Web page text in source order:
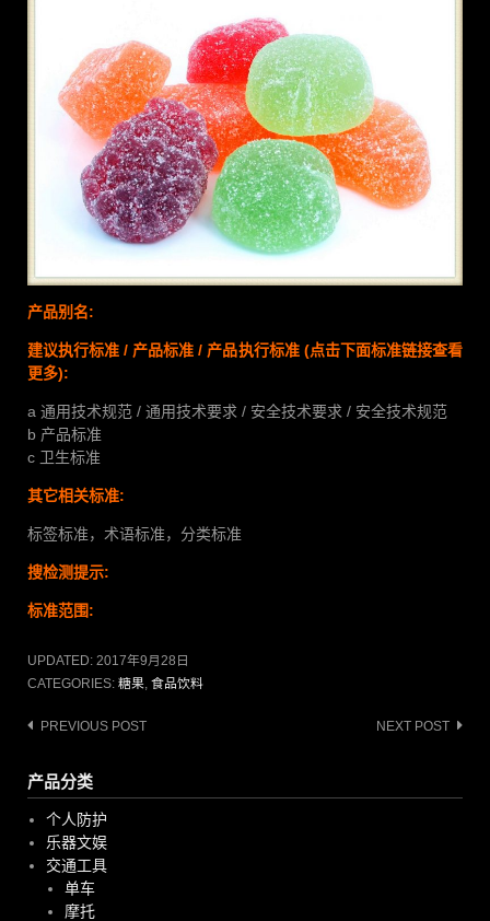
产品别名:
建议执行标准 / 产品标准 / 产品执行标准(点击下面标准链接查看
更多):
a 通用技术规范 / 通用技术要求 / 安全技术要求 / 安全技术规范
b 产品标准
c 卫生标准
其它相关标准:
标签标准，术语标准，分类标准
搜检测提示:
标准范围:
UPDATED: 2017年9月28日
CATEGORIES: 糖果 食品饮料
Post
PREVIOUS POST NEXT POST
产品分类
个人防护
乐器文娱
交通工具
单车
摩托